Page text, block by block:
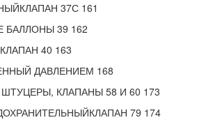
37С 161
БАЛЛОНЫ 39 162
40 163
ДАВЛЕНИЕМ 168
КЛАПАНЫ 58 И 60 173
79 174